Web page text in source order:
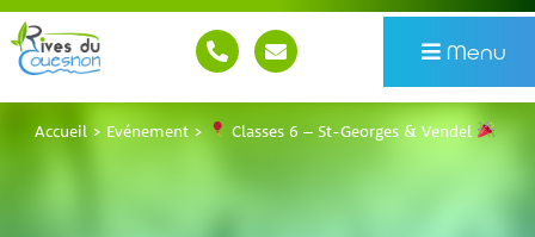
Menu
Accueil > Evénement> Classes 6 – St-Georges & Vendel